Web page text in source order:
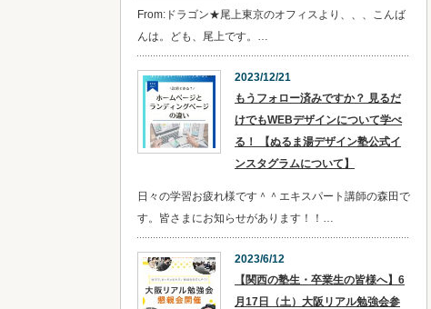
From:ドラゴン★尾上東京のオフィスより、、、こんば
んは。ども、尾上です。…
2023/12/21
​​もうフォロー済みですか？ 見るだ
けでもWEBデザインについて学べ
る！ 【ぬるま湯デザイン塾公式イ
ンスタグラムについて】
日々の学習お疲れ様です＾＾エキスパート講師の森田で
す。皆さまにお知らせがあります！！…
2023/6/12
【関西の塾生・卒業生の皆様へ】6
月17日（土）大阪リアル勉強会参